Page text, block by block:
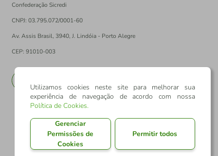
Confederação Sicredi
CNPJ: 03.795.072/0001-60
Av. Assis Brasil, 3940, J. Lindóia - Porto Alegre
CEP: 91010-003
Utilizamos cookies neste site para melhorar sua
experiência de navegação de acordo com nossa
Política de Cookies.
Gerenciar
Permissões de
Cookies
Permitir todos